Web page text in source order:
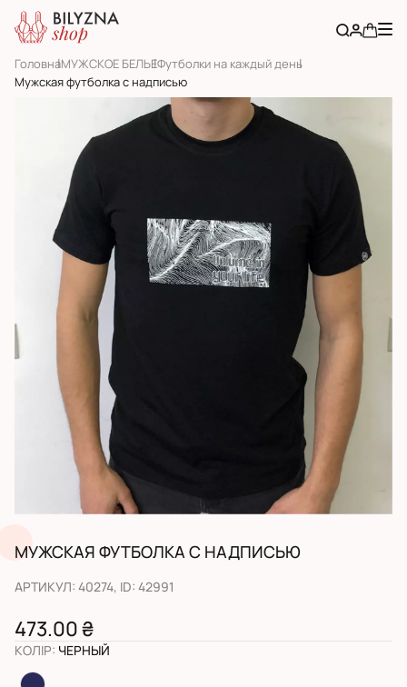
ГоловнаМУЖСКОЕ БЕЛЬЕФутболки на каждый день
Мужская футболка с надписью
МУЖСКАЯ ФУТБОЛКА С НАДПИСЬЮ
АРТИКУЛ: 40274, ID: 42991
473.00 ₴
КОЛІР: ЧЕРНЫЙ